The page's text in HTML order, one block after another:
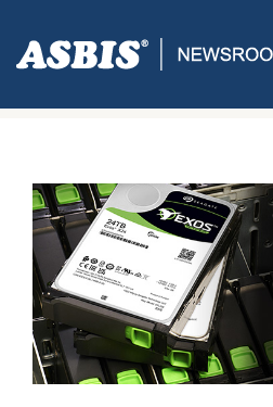
ASBIS CROATIA>SUPPLIERS>
X24 HDD UREĐAJE ZA